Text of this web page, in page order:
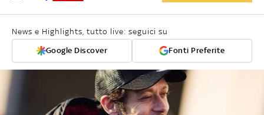
News e Highlights, tutto live: seguici su
Google Discover Fonti Preferite